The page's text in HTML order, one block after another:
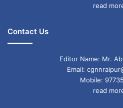
read
Contact Us
Editor Name: Mr.
Email:
Mobile:
read